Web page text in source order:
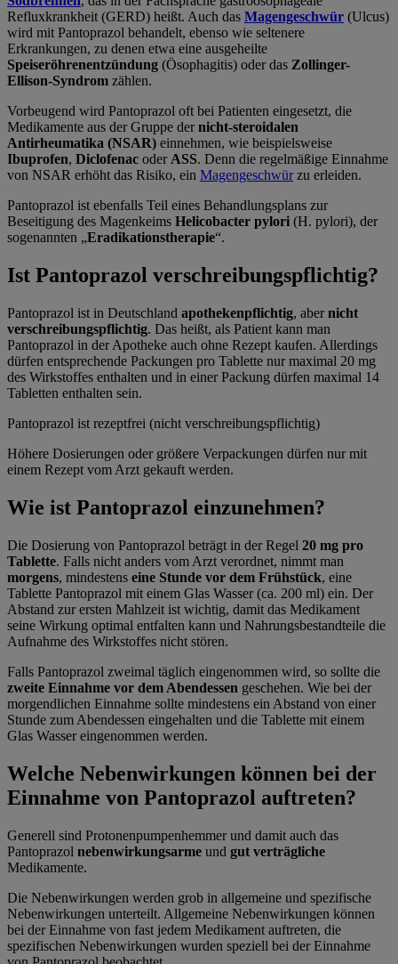
Refluxkrankheit (GERD) heißt. Auch das Magengeschwür (Ulcus)
wird mit Pantoprazol behandelt, ebenso wie seltenere
Erkrankungen, zu denen etwa eine ausgeheilte
Speiseröhrenentzündung (Ösophagitis) oder das Zollinger-
Ellison-Syndrom zählen.
Vorbeugend wird Pantoprazol oft bei Patienten eingesetzt, die
Medikamente aus der Gruppe dernicht-steroidalen
Antirheumatika (NSAR) einnehmen, wie beispielsweise
Ibuprofen, Diclofenac oder ASS. Denn die regelmäßige Einnahme
von NSAR erhöht das Risiko, ein Magengeschwürzu erleiden.
Pantoprazol ist ebenfalls Teil eines Behandlungsplans zur
Beseitigung des Magenkeims Helicobacter pylori (H. pylori), der
sogenannten „Eradikationstherapie“.
Ist Pantoprazol verschreibungspflichtig?
Pantoprazol ist in Deutschland apothekenpflichtig, abernicht
verschreibungspflichtig. Das heißt, als Patient kann man
Pantoprazol in der Apotheke auch ohne Rezept kaufen. Allerdings
dürfen entsprechende Packungen pro Tablette nur maximal 20 mg
des Wirkstoffes enthalten und in einer Packung dürfen maximal 14
Tabletten enthalten sein.
Pantoprazol ist rezeptfrei (nicht verschreibungspflichtig)
Höhere Dosierungen oder größere Verpackungen dürfen nur mit
einem Rezept vom Arzt gekauft werden.
Wie ist Pantoprazol einzunehmen?
Die Dosierung von Pantoprazol beträgt in der Regel 20 mg pro
Tablette. Falls nicht anders vom Arzt verordnet, nimmt man
morgens, mindestens eine Stunde vor dem Frühstück, eine
Tablette Pantoprazol mit einem Glas Wasser (ca. 200 ml) ein. Der
Abstand zur ersten Mahlzeit ist wichtig, damit das Medikament
seine Wirkung optimal entfalten kann und Nahrungsbestandteile die
Aufnahme des Wirkstoffes nicht stören.
Falls Pantoprazol zweimal täglich eingenommen wird, so sollte die
zweite Einnahme vor dem Abendessen geschehen. Wie bei der
morgendlichen Einnahme sollte mindestens ein Abstand von einer
Stunde zum Abendessen eingehalten und die Tablette mit einem
Glas Wasser eingenommen werden.
Welche Nebenwirkungen können bei der
Einnahme von Pantoprazol auftreten?
Generell sind Protonenpumpenhemmer und damit auch das
Pantoprazol nebenwirkungsarme und gut verträgliche
Medikamente.
Die Nebenwirkungen werden grob in allgemeine und spezifische
Nebenwirkungen unterteilt. Allgemeine Nebenwirkungen können
bei der Einnahme von fast jedem Medikament auftreten, die
spezifischen Nebenwirkungen wurden speziell bei der Einnahme